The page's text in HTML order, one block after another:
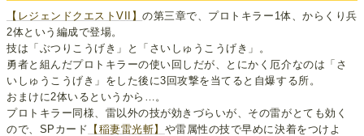
【レジェンドクエストVII】の第三章で、プロトキラー1体、からくり兵
2体という編成で登場。
技は「ぶつりこうげき」と「さいしゅうこうげき」。
勇者と組んだプロトキラーの使い回しだが、とにかく厄介なのは「さ
いしゅうこうげき」をした後に3回攻撃を当てると自爆する所。
おまけに2体いるというから…。
プロトキラー同様、雷以外の技が効きづらいが、その雷がとても効く
ので、SPカード 【稲妻雷光斬】 や雷属性の技で早めに決着をつけよ